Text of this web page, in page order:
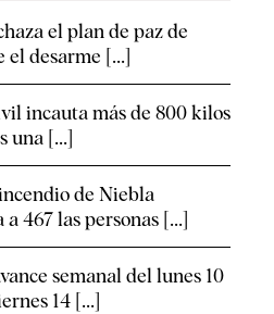
el plan de paz de
el desarme [...]
incauta más de 800 kilos
una [...]
de Niebla
467 las personas [...]
semanal del lunes 10
14 [...]